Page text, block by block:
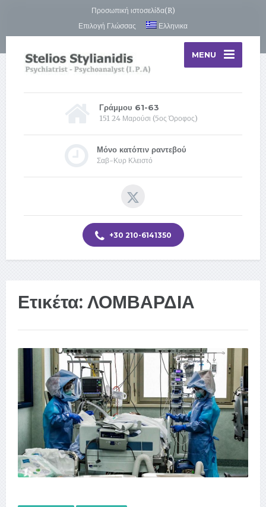
Προσωπική ιστοσελίδα(R)
Επιλογή Γλώσσας
Ελληνικα
MENU
Γράμμου 61-63
151 24 Μαρούσι (5ος Όροφος)
Μόνο κατόπιν ραντεβού
Σαβ-Κυρ Κλειστό
+30 210-6141350
Ετικέτα: ΛΟΜΒΑΡΔΙΑ